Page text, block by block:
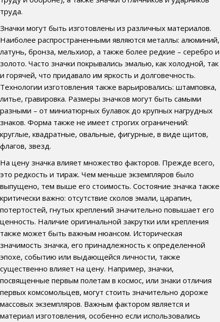
труда.
Значки могут быть изготовлены из различных материалов.
Наиболее распространенными являются металлы: алюминий,
латунь, бронза, мельхиор, а также более редкие – серебро и
золото. Часто значки покрывались эмалью, как холодной, так
и горячей, что придавало им яркость и долговечность.
Технологии изготовления также варьировались: штамповка,
литье, гравировка. Размеры значков могут быть самыми
разными – от миниатюрных булавок до крупных нагрудных
знаков. Форма также не имеет строгих ограничений:
круглые, квадратные, овальные, фигурные, в виде щитов,
флагов, звезд.
На цену значка влияет множество факторов. Прежде всего,
это редкость и тираж. Чем меньше экземпляров было
выпущено, тем выше его стоимость. Состояние значка также
критически важно: отсутствие сколов эмали, царапин,
потертостей, гнутых креплений значительно повышает его
ценность. Наличие оригинальной закрутки или крепления
также может быть важным нюансом. Историческая
значимость значка, его принадлежность к определенной
эпохе, событию или выдающейся личности, также
существенно влияет на цену. Например, значки,
посвященные первым полетам в космос, или знаки отличия
первых комсомольцев, могут стоить значительно дороже
массовых экземпляров. Важным фактором является и
материал изготовления, особенно если использовались